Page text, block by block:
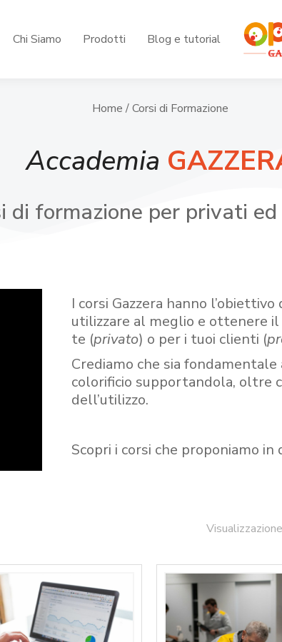
Chi Siamo Prodotti Blog e tutorial
Home / Corsi di Formazione
Accademia
di formazione per privati ed
I corsi Gazzera hanno l’obiettivo
utilizzare al meglio e ottenere
te (privato) o per i tuoi clienti (
Crediamo che sia fondamentale
colorificio supportandola, oltre
dell’utilizzo.
Scopri i corsi che proponiamo in